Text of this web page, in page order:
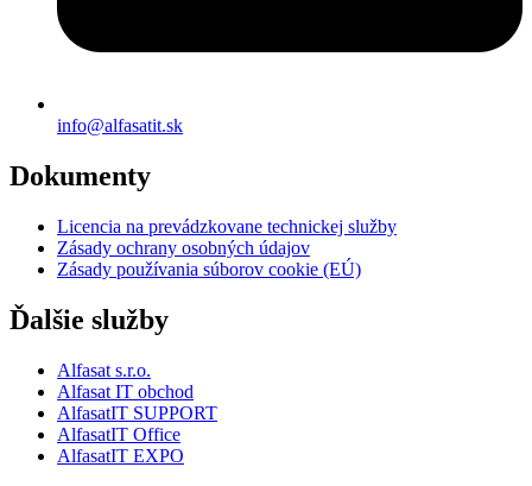
info@alfasatit.sk
Dokumenty
Licencia na prevádzkovane technickej služby
Zásady ochrany osobných údajov
Zásady používania súborov cookie (EÚ)
Ďalšie služby
Alfasat s.r.o.
Alfasat IT obchod
AlfasatIT SUPPORT
AlfasatIT Office
AlfasatIT EXPO